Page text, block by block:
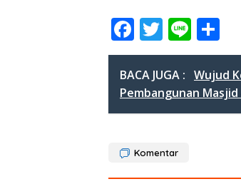
F
ac
e
b
o
o
k
T
w
itt
er
Li
n
e
h
ar
e
BACA JUGA : Wujud
Pembangunan
Komentar